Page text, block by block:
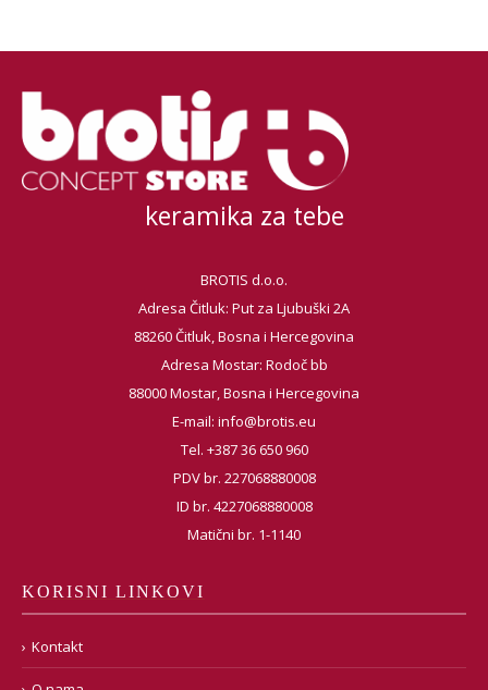
keramika za tebe
BROTIS d.o.o.
Adresa Čitluk: Put za Ljubuški 2A
88260 Čitluk, Bosna i Hercegovina
Adresa Mostar: Rodoč bb
88000 Mostar, Bosna i Hercegovina
E-mail: info@brotis.eu
Tel. +387 36 650 960
PDV br. 227068880008
ID br. 4227068880008
Matični br. 1-1140
KORISNI LINKOVI
Kontakt